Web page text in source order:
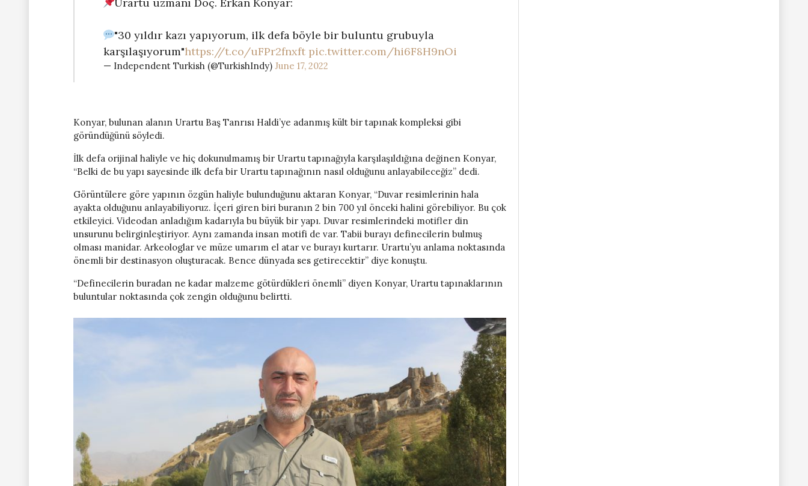
"30 yıldır kazı yapıyorum, ilk defa böyle bir buluntu grubuyla
karşılaşıyorum"https://t.co/uFPr2fnxft pic.twitter.com/hi6F8H9nOi
— Independent Turkish (@TurkishIndy) June 17, 2022
Konyar, bulunan alanın Urartu Baş Tanrısı Haldi’ye adanmış kült bir tapınak kompleksi gibi
göründüğünü söyledi.
İlk defa orijinal haliyle ve hiç dokunulmamış bir Urartu tapınağıyla karşılaşıldığına değinen Konyar,
“Belki de bu yapı sayesinde ilk defa bir Urartu tapınağının nasıl olduğunu anlayabileceğiz” dedi.
Görüntülere göre yapının özgün haliyle bulunduğunu aktaran Konyar, “Duvar resimlerinin hala
ayakta olduğunu anlayabiliyoruz. İçeri giren biri buranın 2 bin 700 yıl önceki halini görebiliyor. Bu çok
etkileyici. Videodan anladığım kadarıyla bu büyük bir yapı. Duvar resimlerindeki motifler din
unsurunu belirginleştiriyor. Aynı zamanda insan motifi de var. Tabii burayı definecilerin bulmuş
olması manidar. Arkeologlar ve müze umarım el atar ve burayı kurtarır. Urartu’yu anlama noktasında
önemli bir destinasyon oluşturacak. Bence dünyada ses getirecektir” diye konuştu.
“Definecilerin buradan ne kadar malzeme götürdükleri önemli” diyen Konyar, Urartu tapınaklarının
buluntular noktasında çok zengin olduğunu belirtti.